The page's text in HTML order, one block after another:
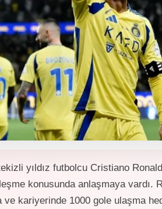
yıldız futbolcu Cristiano
konusunda anlaşmaya vardı.
ve kariyerinde 1000 gole ulaşma